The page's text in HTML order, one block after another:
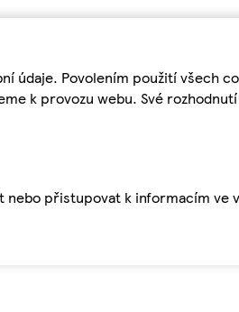
údaje. Povolením použití všech
k provozu webu. Své
přistupovat k informacím ve